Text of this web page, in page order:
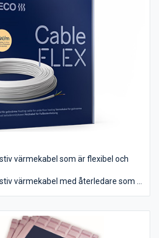
värmekabel som är flexibel och
värmekabel med återledare som är